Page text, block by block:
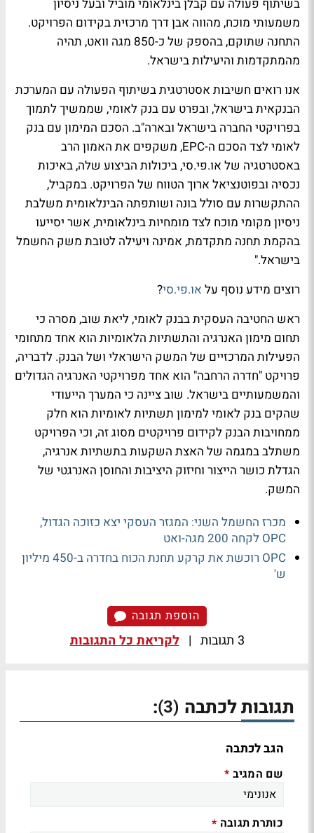
בשיתוף פעולה עם קבלן בינלאומי מוביל ובעל ניסיון
משמעותי מוכח, מהווה אבן דרך מרכזית בקידום הפרויקט.
התחנה שתוקם, בהספק של כ-850 מגה וואט, תהיה
מהמתקדמות והיעילות בישראל.
אנו רואים חשיבות אסטרטגית בשיתוף הפעולה עם המערכת
הבנקאית בישראל, ובפרט עם בנק לאומי, שממשיך לתמוך
בפרויקטי החברה בישראל ובארה"ב. הסכם המימון עם בנק
לאומי לצד הסכם ה-EPC, משקפים את האמון הרב
באסטרטגיה של או.פי.סי, ביכולות הביצוע שלה, באיכות
נכסיה ובפוטנציאל ארוך הטווח של הפרויקט. במקביל,
ההתקשרות עם סולל בונה ושותפתה הבינלאומית משלבת
ניסיון מקומי מוכח לצד מומחיות בינלאומית, אשר יסייעו
בהקמת תחנה מתקדמת, אמינה ויעילה לטובת משק החשמל
בישראל."
רוצים מידע נוסף על או.פי.סי?
ראש החטיבה העסקית בבנק לאומי, ליאת שוב, מסרה כי
תחום מימון האנרגיה והתשתיות הלאומיות הוא אחד מתחומי
הפעילות המרכזיים של המשק הישראלי ושל הבנק. לדבריה,
פרויקט "חדרה הרחבה" הוא אחד מפרויקטי האנרגיה הגדולים
והמשמעותיים בישראל. שוב ציינה כי המערך הייעודי
שהקים בנק לאומי למימון תשתיות לאומיות הוא חלק
ממחויבות הבנק לקידום פרויקטים מסוג זה, וכי הפרויקט
משתלב במגמה של האצת השקעות בתשתיות אנרגיה,
הגדלת כושר הייצור וחיזוק היציבות והחוסן האנרגטי של
המשק.
מכרז החשמל השני: המגזר העסקי יצא כזוכה הגדול,
OPC לקחה 200 מגה-ואט
OPC רוכשת את קרקע תחנת הכוח בחדרה ב-450 מיליון
ש'
הוספת תגובה
3 תגובות | לקריאת כל התגובות
תגובות לכתבה (3)
:
הגב לכתבה
שם המגיב *
כותרת תגובה *